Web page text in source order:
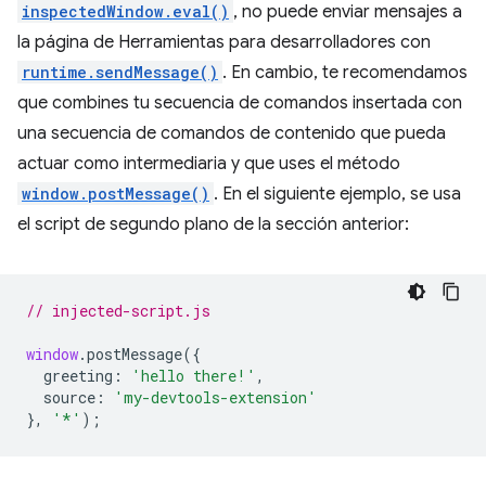
inspectedWindow.eval() , no puede enviar mensajes a
la página de Herramientas para desarrolladores con
runtime.sendMessage() . En cambio, te recomendamos
que combines tu secuencia de comandos insertada con
una secuencia de comandos de contenido que pueda
actuar como intermediaria y que uses el método
window.postMessage() . En el siguiente ejemplo, se usa
el script de segundo plano de la sección anterior:
// injected-script.js
window.postMessage({
greeting : 'hello there!' ,
source :
'my-devtools-extension'
},
'*' );